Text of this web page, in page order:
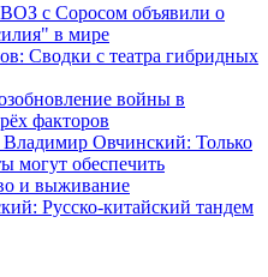
с Соросом объявили о
в мире
Сводки с театра гибридных
войны в
факторов
Овчинский: Только
могут обеспечить
и выживание
Русско-китайский тандем